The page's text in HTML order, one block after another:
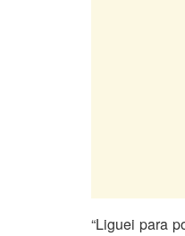
“Liguei para